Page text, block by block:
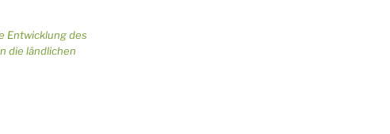
Entwicklung des
die ländlichen